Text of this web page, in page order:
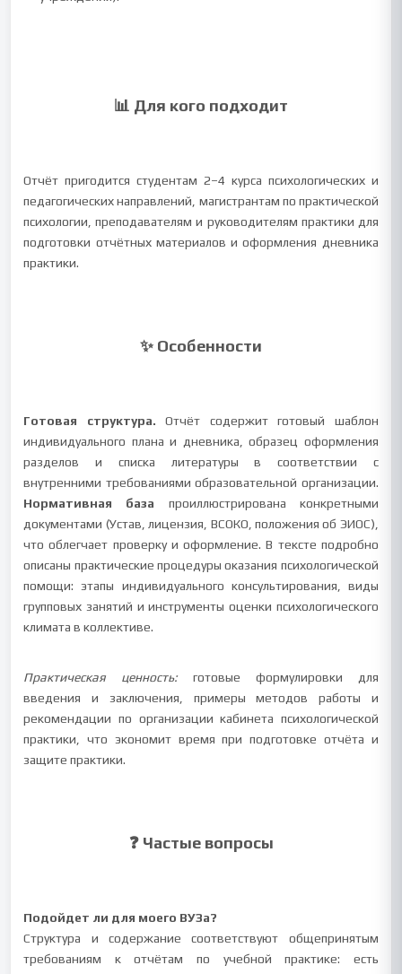
📊 Для кого подходит
Отчёт пригодится студентам 2–4 курса психологических и
педагогических направлений, магистрантам по практической
психологии, преподавателям и руководителям практики для
подготовки отчётных материалов и оформления дневника
практики.
✨ Особенности
Готовая структура. Отчёт содержит готовый шаблон
индивидуального плана и дневника, образец оформления
разделов и списка литературы в соответствии с
внутренними требованиями образовательной организации.
Нормативная база проиллюстрирована конкретными
документами (Устав, лицензия, ВСОКО, положения об ЭИОС),
что облегчает проверку и оформление. В тексте подробно
описаны практические процедуры оказания психологической
помощи: этапы индивидуального консультирования, виды
групповых занятий и инструменты оценки психологического
климата в коллективе.
Практическая ценность:готовые формулировки для
введения и заключения, примеры методов работы и
рекомендации по организации кабинета психологической
практики, что экономит время при подготовке отчёта и
защите практики.
❓ Частые вопросы
Подойдет ли для моего ВУЗа?
Структура и содержание соответствуют общепринятым
требованиям к отчётам по учебной практике: есть